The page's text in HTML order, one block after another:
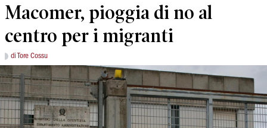
Macomer, pioggia di no al
centro per i migranti
di Tore Cossu